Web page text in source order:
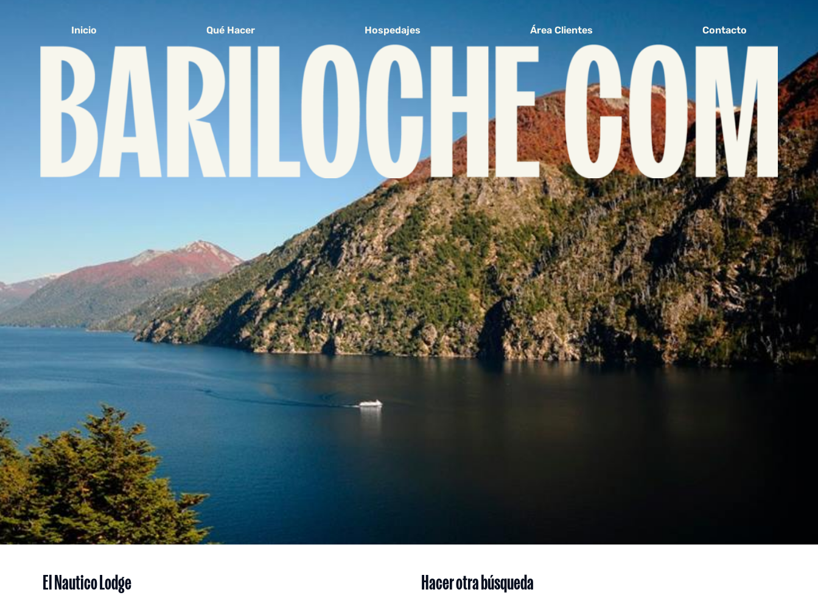
Inicio Qué Hacer Hospedajes Área Clientes Contacto
El Nautico Lodge Hacer otra búsqueda